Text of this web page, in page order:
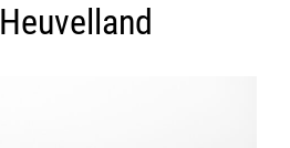
Heuvelland